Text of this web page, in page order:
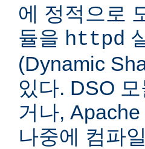
에 정적으로
듈을 httpd
(Dynamic
있다. DSO
거나,
나중에 컴파